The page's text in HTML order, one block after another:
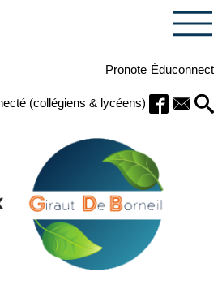
Pronote Éduconnect
(collégiens & lycéens)